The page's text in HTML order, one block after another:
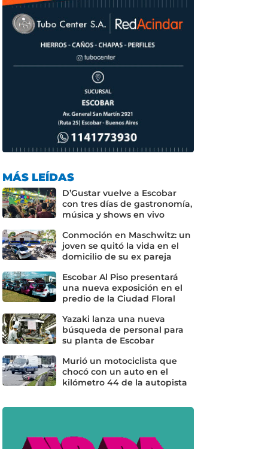
MÁS LEÍDAS
D’Gustar vuelve a Escobar
con tres días de gastronomía,
música y shows en vivo
Conmoción en Maschwitz: un
joven se quitó la vida en el
domicilio de su ex pareja
Escobar Al Piso presentará
una nueva exposición en el
predio de la Ciudad Floral
Yazaki lanza una nueva
búsqueda de personal para
su planta de Escobar
Murió un motociclista que
chocó con un auto en el
kilómetro 44 de la autopista